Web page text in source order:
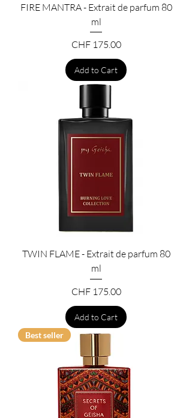
FIRE MANTRA - Extrait de parfum 80
ml
Price
CHF 175.00
Add to Cart
TWIN FLAME - Extrait de parfum 80
ml
Price
CHF 175.00
Add to Cart
Best seller